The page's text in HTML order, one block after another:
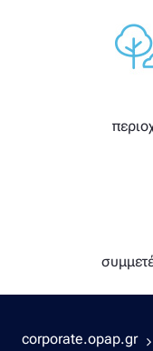
corporate.opap.gr